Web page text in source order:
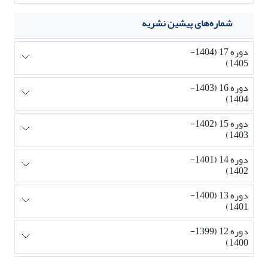
شماره‌های پیشین نشریه
دوره 17 (1404-
1405)
دوره 16 (1403-
1404)
دوره 15 (1402-
1403)
دوره 14 (1401-
1402)
دوره 13 (1400-
1401)
دوره 12 (1399-
1400)